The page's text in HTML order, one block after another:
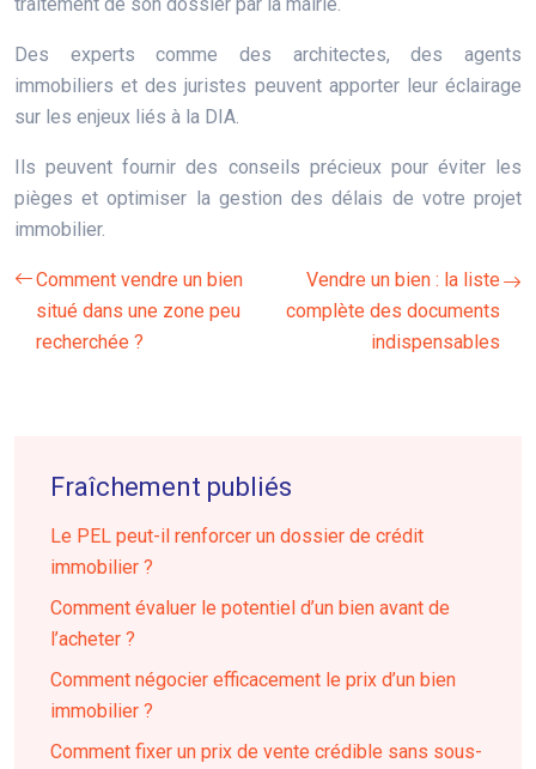
Des experts comme des architectes, des agents
immobiliers et des juristes peuvent apporter leur éclairage
sur les enjeux liés à la DIA.
Ils peuvent fournir des conseils précieux pour éviter les
pièges et optimiser la gestion des délais de votre projet
immobilier.
Comment vendre un bien
situé dans une zone peu
recherchée ?
Vendre un bien : la liste
complète des documents
indispensables
Fraîchement publiés
Le PEL peut-il renforcer un dossier de crédit
immobilier ?
Comment évaluer le potentiel d’un bien avant de
l’acheter ?
Comment négocier efficacement le prix d’un bien
immobilier ?
Comment fixer un prix de vente crédible sans sous-